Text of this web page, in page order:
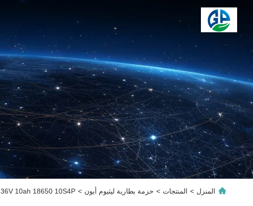
المنزل > المنتجات > حزمة بطارية ليثيوم أيون > 36V 10ah 18650 10S4P حزمة بطارية ليثيوم أيون للسكوتر الإلكتروني